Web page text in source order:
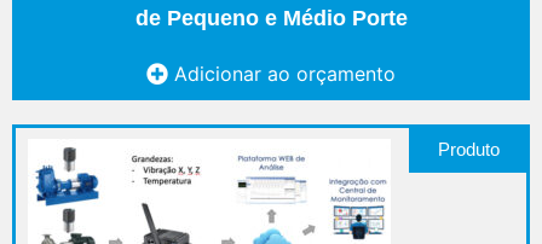
de Pequeno e Médio Porte
Adicionar ao orçamento
Produto